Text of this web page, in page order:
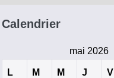
Calendrier
mai 2026
L M M J V